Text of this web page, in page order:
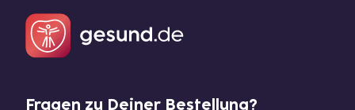
Fragen zu Deiner Bestellung?